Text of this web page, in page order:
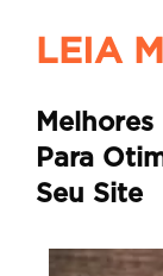
LEIA
Para
Seu Site